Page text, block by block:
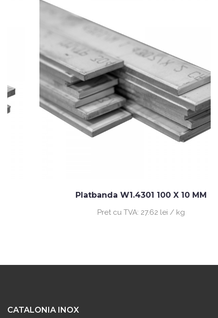
Platbanda W1.4301 100 X 10 MM
Pret cu TVA:27.62 lei / kg
CATALONIA INOX